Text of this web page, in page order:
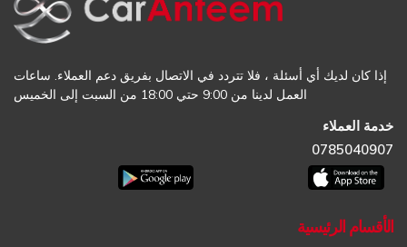
إذا كان لديك أي أسئلة ، فلا تتردد في الاتصال بفريق دعم العملاء. ساعات
العمل لدينا من 9:00 حتي 18:00 من السبت إلى الخميس
خدمة العملاء
0785040907
الأقسام الرئيسية